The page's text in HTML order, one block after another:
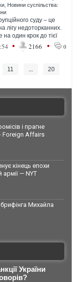
Новини суспільства:
суду – це
лігу недоторканних.
один крок до тієї
би посаду ти ...
• 2166 • 0
11 ... 20
і прагне
Foreign Affairs
кінець епохи
армії — NYT
Михайла
України